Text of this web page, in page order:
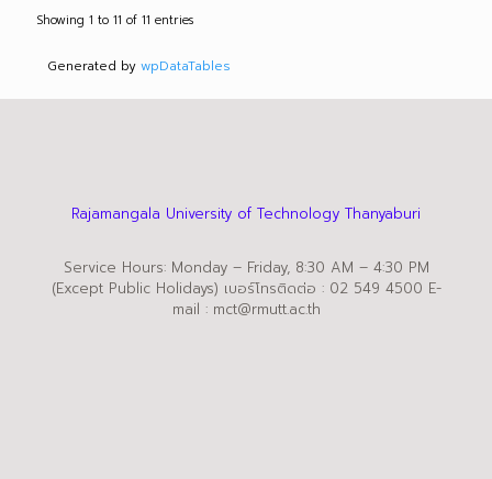
Showing 1 to 11 of 11 entries
Generated by wpDataTables
Rajamangala University of Technology Thanyaburi
Service Hours: Monday – Friday, 8:30 AM – 4:30 PM
(Except Public Holidays) เบอร์โทรติดต่อ : 02 549 4500 E-
mail : mct@rmutt.ac.th